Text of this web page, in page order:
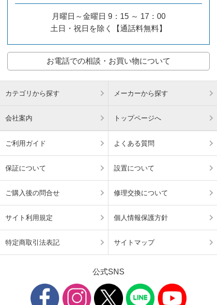
月曜日～金曜日 9：15 ～ 17：00
土日・祝日を除く【通話料無料】
お電話での相談・お買い物について
カテゴリから探す メーカーから探す
会社案内 トップページへ
ご利用ガイド よくある質問
保証について 設置について
ご購入後の問合せ 修理交換について
サイト利用規定 個人情報保護方針
特定商取引法表記 サイトマップ
公式SNS